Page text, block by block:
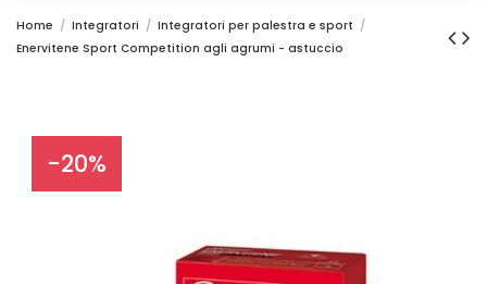
Home Integratori
Integratori per palestra e sport
Enervitene Sport Competition agli agrumi - astuccio
-20%